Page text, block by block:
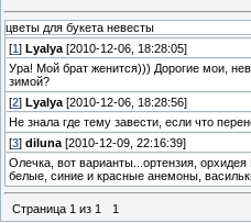
цветы для букета невесты
[1] Lyalya [2010-12-06, 18:28:05]
Ура! Мой брат женится))) Дорогие мои,
зимой?
[2] Lyalya [2010-12-06, 18:28:56]
Не знала где тему завести, если что
[3] diluna [2010-12-09, 22:16:39]
Олечка, вот варианты...ортензия, орхидея
белые, синие и красные анемоны,
Страница 1 из 1 1